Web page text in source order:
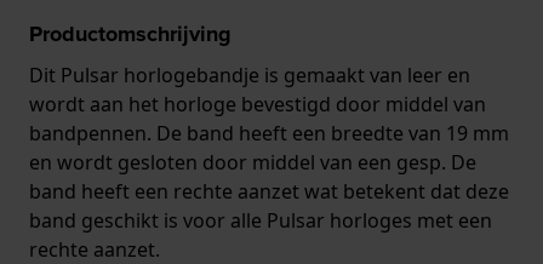
Productomschrijving
Dit Pulsar horlogebandje is gemaakt van leer en
wordt aan het horloge bevestigd door middel van
bandpennen. De band heeft een breedte van 19 mm
en wordt gesloten door middel van een gesp. De
band heeft een rechte aanzet wat betekent dat deze
band geschikt is voor alle Pulsar horloges met een
rechte aanzet.